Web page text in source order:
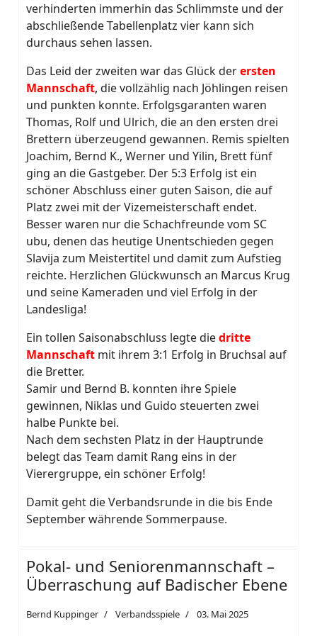
verhinderten immerhin das Schlimmste und der
abschließende Tabellenplatz vier kann sich
durchaus sehen lassen.
Das Leid der zweiten war das Glück derersten
Mannschaft, die vollzählig nach Jöhlingen reisen
und punkten konnte. Erfolgsgaranten waren
Thomas, Rolf und Ulrich, die an den ersten drei
Brettern überzeugend gewannen. Remis spielten
Joachim, Bernd K., Werner und Yilin, Brett fünf
ging an die Gastgeber. Der 5:3 Erfolg ist ein
schöner Abschluss einer guten Saison, die auf
Platz zwei mit der Vizemeisterschaft endet.
Besser waren nur die Schachfreunde vom SC
ubu, denen das heutige Unentschieden gegen
Slavija zum Meistertitel und damit zum Aufstieg
reichte. Herzlichen Glückwunsch an Marcus Krug
und seine Kameraden und viel Erfolg in der
Landesliga!
Ein tollen Saisonabschluss legte diedritte
Mannschaft mit ihrem 3:1 Erfolg in Bruchsal auf
die Bretter.
Samir und Bernd B. konnten ihre Spiele
gewinnen, Niklas und Guido steuerten zwei
halbe Punkte bei.
Nach dem sechsten Platz in der Hauptrunde
belegt das Team damit Rang eins in der
Vierergruppe, ein schöner Erfolg!
Damit geht die Verbandsrunde in die bis Ende
September währende Sommerpause.
Pokal- und Seniorenmannschaft –
Überraschung auf Badischer Ebene
Bernd Kuppinger Verbandsspiele 03. Mai 2025